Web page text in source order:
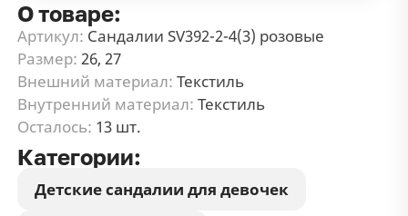
О товаре:
Артикул: Сандалии SV392-2-4(3) розовые
Размер: 26, 27
Внешний материал: Текстиль
Внутренний материал: Текстиль
Осталось: 13 шт.
Категории:
Детские сандалии для девочек